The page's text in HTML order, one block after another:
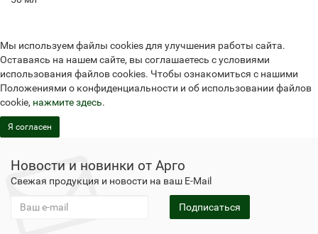
Мы используем файлы cookies для улучшения работы сайта.
Оставаясь на нашем сайте, вы соглашаетесь с условиями
использования файлов cookies. Чтобы ознакомиться с нашими
Положениями о конфиденциальности и об использовании файлов
cookie, нажмите здесь.
Я согласен
Новости и новинки от Арго
Свежая продукция и новости на ваш E-Mail
Подписаться